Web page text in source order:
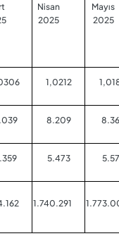
Nisan
2025
Mayıs
2025
1,0212
8.209
5.473
1.740.291